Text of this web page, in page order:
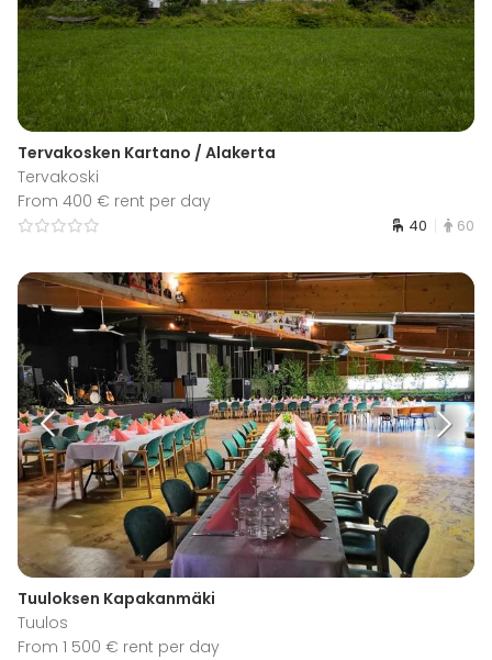
Tervakosken Kartano / Alakerta
Tervakoski
From 400 € rent per day
40 60
Tuuloksen Kapakanmäki
Tuulos
From 1 500 € rent per day